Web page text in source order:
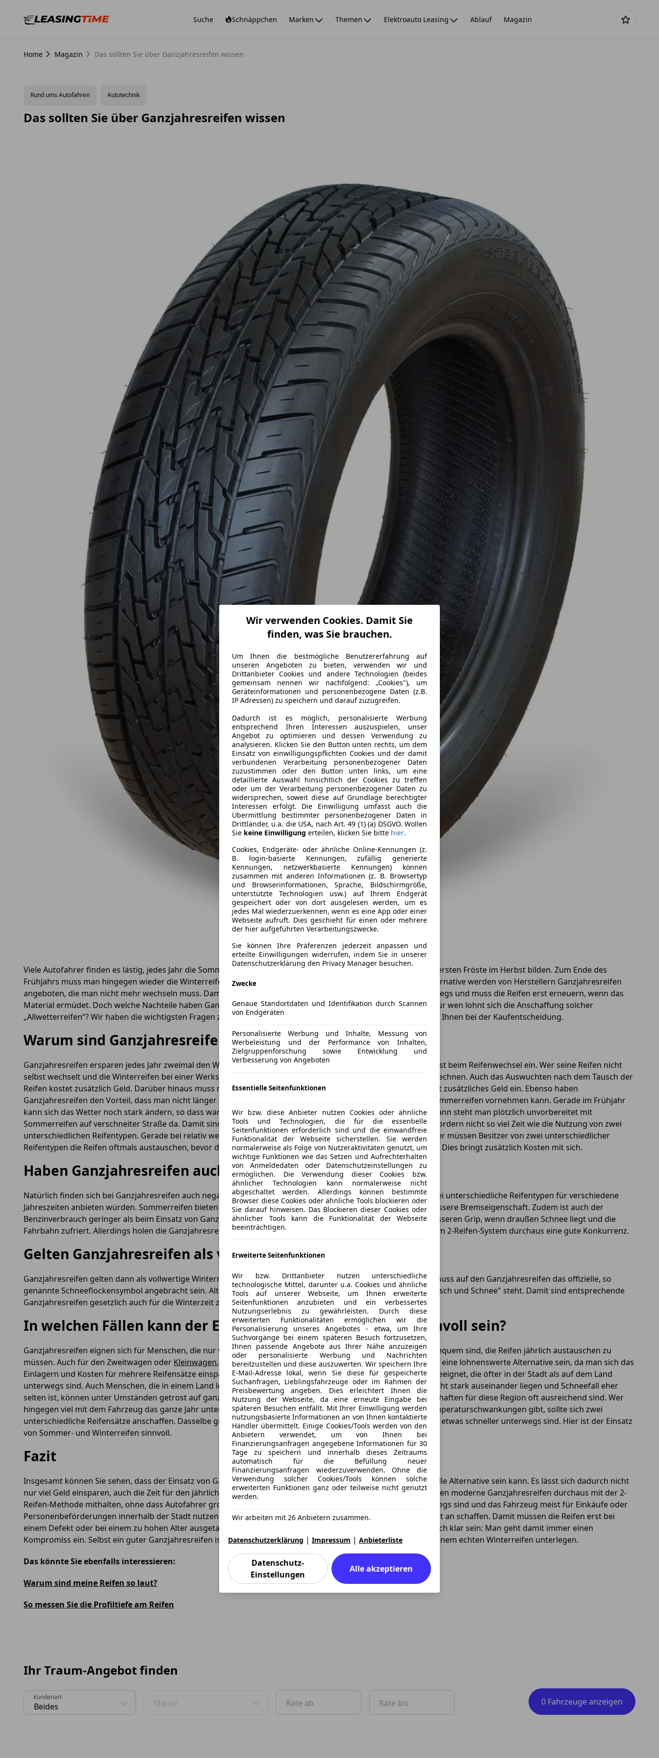
Suche Schnäppchen Marken Themen Elektroauto Leasing Ablauf Magazin
Home Magazin Das sollten Sie über Ganzjahresreifen wissen
Rund ums Autofahren Autotechnik
Das sollten Sie über Ganzjahresreifen wissen
Viele Autofahrer finden es lästig, jedes Jahr die Sommer- in Winterreifen umtauschen zu müssen, wenn sich die ersten Fröste im Herbst bilden. Zum Ende des
Frühjahrs muss man hingegen wieder die Winterreifen austauschen und gegen Sommerreifen ersetzen. Als Alternative werden von Herstellern Ganzjahresreifen
angeboten, die man nicht mehr wechseln muss. Damit ist man laut Hersteller das ganze Jahr über sicher unterwegs und muss die Reifen erst erneuern, wenn das
Material ermüdet. Doch welche Nachteile haben Ganzjahresreifen im Vergleich zur klassischen Methode? Und für wen lohnt sich die Anschaffung solcher
„Allwetterreifen“? Wir haben die wichtigsten Fragen zum Thema Ganzjahresreifen zusammengestellt und helfen Ihnen bei der Kaufentscheidung.
Warum sind Ganzjahresreifen immer ein Kompromiss?
Ganzjahresreifen ersparen jedes Jahr zweimal den Wechsel von Reifen und sparen damit ordentlich Zeit und Frust beim Reifenwechsel ein. Wer seine Reifen nicht
selbst wechselt und die Winterreifen bei einer Werkstatt auslagern muss, der muss sogar mit weiteren Kosten rechnen. Auch das Auswuchten nach dem Tausch der
Reifen kostet zusätzlich Geld. Darüber hinaus muss man auch keinen zweiten Reifensatz kaufen und spart damit zusätzliches Geld ein. Ebenso haben
Ganzjahresreifen den Vorteil, dass man nicht länger darüber rätseln muss, wann genau man den Wechsel zu Sommerreifen vornehmen kann. Gerade im Frühjahr
kann sich das Wetter noch stark ändern, so dass warme Temperaturen schnell in Fröste umschlagen können. Dann steht man plötzlich unvorbereitet mit
Sommerreifen auf verschneiter Straße da. Damit sind Ganzjahresreifen insgesamt günstiger, bequemer und erfordern nicht so viel Zeit wie die Nutzung von zwei
unterschiedlichen Reifentypen. Gerade bei relativ wenig gefahrenen Autos kommt ein weiterer Aspekt hinzu. Hier müssen Besitzer von zwei unterschiedlicher
Reifentypen die Reifen oftmals austauschen, bevor das Profil abgefahren ist, da die Reifen zu alt geworden sind. Dies bringt zusätzlich Kosten mit sich.
Haben Ganzjahresreifen auch Nachteile?
Natürlich finden sich bei Ganzjahresreifen auch negative Eigenschaften, da Reifenhersteller ansonsten nicht zwei unterschiedliche Reifentypen für verschiedene
Jahreszeiten anbieten würden. Sommerreifen bieten bei trockener Fahrbahn und bei Regen in der Regel eine bessere Bremseigenschaft. Zudem ist auch der
Benzinverbrauch geringer als beim Einsatz von Ganzjahresreifen. Winterreifen bieten hingegen im Vergleich besseren Grip, wenn draußen Schnee liegt und die
Fahrbahn zufriert. Allerdings holen die Ganzjahresreifen auf: moderne Reifen für die Vierjahressaison bieten dem 2-Reifen-System durchaus eine gute Konkurrenz.
Gelten Ganzjahresreifen als vollwertige Winterreifen?
Ganzjahresreifen gelten dann als vollwertige Winterreifen, wenn Sie entsprechend gekennzeichnet sind. Dazu muss auf den Ganzjahresreifen das offizielle, so
genannte Schneeflockensymbol angebracht sein. Alternativ findet sich die Kennzeichnung "M + S", was für "Matsch und Schnee" steht. Damit sind entsprechende
Ganzjahresreifen gesetzlich auch für die Winterzeit zugelassen.
In welchen Fällen kann der Einsatz von Ganzjahresreifen sinnvoll sein?
Ganzjahresreifen eignen sich für Menschen, die nur wenig mit ihrem Fahrzeug unterwegs sind und zudem zu bequem sind, die Reifen jährlich austauschen zu
müssen. Auch für den Zweitwagen oder Kleinwagen, der seltener zum Einsatz kommt, können Ganzjahresreifen eine lohnenswerte Alternative sein, da man sich das
Einlagern und Kosten für mehrere Reifensätze einspart. Darüber hinaus sind Ganzjahresreifen für Autofahrer geeignet, die öfter in der Stadt als auf dem Land
unterwegs sind. Auch Menschen, die in einem Land leben, in dem die Temperaturen von Sommer und Winter nicht stark auseinander liegen und Schneefall eher
selten ist, können unter Umständen getrost auf ganzjährig nutzbare Reifen zurückgreifen, da die Reifeneigenschaften für diese Region oft ausreichend sind. Wer
hingegen viel mit dem Fahrzeug das ganze Jahr unterwegs ist und oft in Gegenden fährt, in denen es starke Temperaturschwankungen gibt, sollte sich zwei
unterschiedliche Reifensätze anschaffen. Dasselbe gilt für Autofahrer, die einen Sportwagen besitzen und gerne etwas schneller unterwegs sind. Hier ist der Einsatz
von Sommer- und Winterreifen sinnvoll.
Fazit
Insgesamt können Sie sehen, dass der Einsatz von Ganzjahresreifen für einige Autofahrer durchaus eine sinnvolle Alternative sein kann. Es lässt sich dadurch nicht
nur viel Geld einsparen, auch die Zeit für den jährlichen Wechsel muss nicht mehr investiert werden. Dabei können moderne Ganzjahresreifen durchaus mit der 2-
Reifen-Methode mithalten, ohne dass Autofahrer große Abstriche machen müssen. Wenn Sie nur wenig unterwegs sind und das Fahrzeug meist für Einkäufe oder
Personenbeförderungen innerhalb der Stadt nutzen, können Sie auch problemlos Reifen für die ganze Jahreszeit an schaffen. Damit müssen die Reifen erst bei
einem Defekt oder bei einem zu hohen Alter ausgetauscht werden. Eines muss einem bei Ganzjahresreifen jedoch klar sein: Man geht damit immer einen
Kompromiss ein. Selbst ein guter Ganzjahresreifen ist im Sommer einem echten Sommerreifen und im Winter einem echten Winterreifen unterlegen.
Das könnte Sie ebenfalls interessieren:
Warum sind meine Reifen so laut?
So messen Sie die Profiltiefe am Reifen
Ihr Traum-Angebot finden
Kundenart
Marke
Rate ab Rate bis 0 Fahrzeuge anzeigen
Wir verwenden Cookies. Damit Sie
finden, was Sie brauchen.
Um Ihnen die bestmögliche Benutzererfahrung auf
unseren Angeboten zu bieten, verwenden wir und
Drittanbieter Cookies und andere Technologien (beides
gemeinsam nennen wir nachfolgend: „Cookies"), um
Geräteinformationen und personenbezogene Daten (z.B.
IP Adressen) zu speichern und darauf zuzugreifen.
Dadurch ist es möglich, personalisierte Werbung
entsprechend Ihren Interessen auszuspielen, unser
Angebot zu optimieren und dessen Verwendung zu
analysieren. Klicken Sie den Button unten rechts, um dem
Einsatz von einwilligungspflichten Cookies und der damit
verbundenen Verarbeitung personenbezogener Daten
zuzustimmen oder den Button unten links, um eine
detaillierte Auswahl hinsichtlich der Cookies zu treffen
oder um der Verarbeitung personenbezogener Daten zu
widersprechen, soweit diese auf Grundlage berechtigter
Interessen erfolgt. Die Einwilligung umfasst auch die
Übermittlung bestimmter personenbezogener Daten in
Drittländer, u.a. die USA, nach Art. 49 (1) (a) DSGVO. Wollen
Sie keine Einwilligung erteilen, klicken Sie bitte hier.
Cookies, Endgeräte- oder ähnliche Online-Kennungen (z.
B. login-basierte Kennungen, zufällig generierte
Kennungen, netzwerkbasierte Kennungen) können
zusammen mit anderen Informationen (z. B. Browsertyp
und Browserinformationen, Sprache, Bildschirmgröße,
unterstützte Technologien usw.) auf Ihrem Endgerät
gespeichert oder von dort ausgelesen werden, um es
jedes Mal wiederzuerkennen, wenn es eine App oder einer
Webseite aufruft. Dies geschieht für einen oder mehrere
der hier aufgeführten Verarbeitungszwecke.
Sie können Ihre Präferenzen jederzeit anpassen und
erteilte Einwilligungen widerrufen, indem Sie in unserer
Datenschutzerklärung den Privacy Manager besuchen.
Zwecke
Genaue Standortdaten und Identifikation durch Scannen
von Endgeräten
Personalisierte Werbung und Inhalte, Messung von
Werbeleistung und der Performance von Inhalten,
Zielgruppenforschung sowie Entwicklung und
Verbesserung von Angeboten
Essentielle Seitenfunktionen
Wir bzw. diese Anbieter nutzen Cookies oder ähnliche
Tools und Technologien, die für die essentielle
Seitenfunktionen erforderlich sind und die einwandfreie
Funktionalität der Webseite sicherstellen. Sie werden
normalerweise als Folge von Nutzeraktivitäten genutzt, um
wichtige Funktionen wie das Setzen und Aufrechterhalten
von Anmeldedaten oder Datenschutzeinstellungen zu
ermöglichen. Die Verwendung dieser Cookies bzw.
ähnlicher Technologien kann normalerweise nicht
abgeschaltet werden. Allerdings können bestimmte
Browser diese Cookies oder ähnliche Tools blockieren oder
Sie darauf hinweisen. Das Blockieren dieser Cookies oder
ähnlicher Tools kann die Funktionalität der Webseite
beeinträchtigen.
Erweiterte Seitenfunktionen
Wir bzw. Drittanbieter nutzen unterschiedliche
technologische Mittel, darunter u.a. Cookies und ähnliche
Tools auf unserer Webseite, um Ihnen erweiterte
Seitenfunktionen anzubieten und ein verbessertes
Nutzungserlebnis zu gewährleisten. Durch diese
erweiterten Funktionalitäten ermöglichen wir die
Personalisierung unseres Angebotes - etwa, um Ihre
Suchvorgänge bei einem späteren Besuch fortzusetzen,
Ihnen passende Angebote aus Ihrer Nähe anzuzeigen
oder personalisierte Werbung und Nachrichten
bereitzustellen und diese auszuwerten. Wir speichern Ihre
E-Mail-Adresse lokal, wenn Sie diese für gespeicherte
Suchanfragen, Lieblingsfahrzeuge oder im Rahmen der
Preisbewertung angeben. Dies erleichtert Ihnen die
Nutzung der Webseite, da eine erneute Eingabe bei
späteren Besuchen entfällt. Mit Ihrer Einwilligung werden
nutzungsbasierte Informationen an von Ihnen kontaktierte
Händler übermittelt. Einige Cookies/Tools werden von den
Anbietern verwendet, um von Ihnen bei
Finanzierungsanfragen angegebene Informationen für 30
Tage zu speichern und innerhalb dieses Zeitraums
automatisch für die Befüllung neuer
Finanzierungsanfragen wiederzuverwenden. Ohne die
Verwendung solcher Cookies/Tools können solche
erweiterten Funktionen ganz oder teilweise nicht genutzt
werden.
Wir arbeiten mit 26 Anbietern zusammen.
Datenschutzerklärung | Impressum | Anbieterliste
Datenschutz-
Einstellungen
Alle akzeptieren